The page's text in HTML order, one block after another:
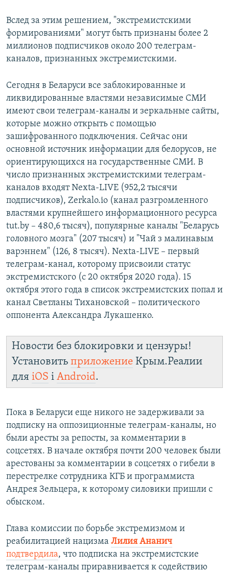
Вслед за этим решением, "экстремистскими
формированиями" могут быть признаны более 2
миллионов подписчиков около 200 телеграм-
каналов, признанных экстремистскими.
Сегодня в Беларуси все заблокированные и
ликвидированные властями независимые СМИ
имеют свои телеграм-каналы и зеркальные сайты,
которые можно открыть с помощью
зашифрованного подключения. Сейчас они
основной источник информации для белорусов, не
ориентирующихся на государственные СМИ. В
число признанных экстремистскими телеграм-
каналов входят Nexta-LIVE (952,2 тысячи
подписчиков), Zerkalo.io (канал разгромленного
властями крупнейшего информационного ресурса
tut.by – 480,6 тысяч), популярные каналы "Беларусь
головного мозга" (207 тысяч) и "Чай з малинавым
варэннем" (126, 8 тысяч). Nexta-LIVE – первый
телеграм-канал, которому присвоили статус
экстремистского (с 20 октября 2020 года). 15
октября этого года в список экстремистских попал и
канал Светланы Тихановской – политического
оппонента Александра Лукашенко.
Новости без блокировки и цензуры!
Установить приложение Крым.Реалии
для iOS і Android.
Пока в Беларуси еще никого не задерживали за
подписку на оппозиционные телеграм-каналы, но
были аресты за репосты, за комментарии в
соцсетях. В начале октября почти 200 человек были
арестованы за комментарии в соцсетях о гибели в
перестрелке сотрудника КГБ и программиста
Андрея Зельцера, к которому силовики пришли с
обыском.
Глава комиссии по борьбе экстремизмом и
реабилитацией нацизма Лилия Ананич
подтвердила, что подписка на экстремистские
телеграм-каналы приравнивается к содействию